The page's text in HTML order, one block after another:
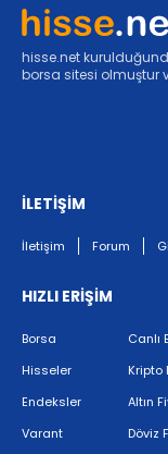
hisse.net
borsa sitesi olmuştur
İLETİŞİM
İletişim Forum
HIZLI ERİŞİM
Borsa
Hisseler
Endeksler
Varant
Canlı
Kripto
Altın
Döviz